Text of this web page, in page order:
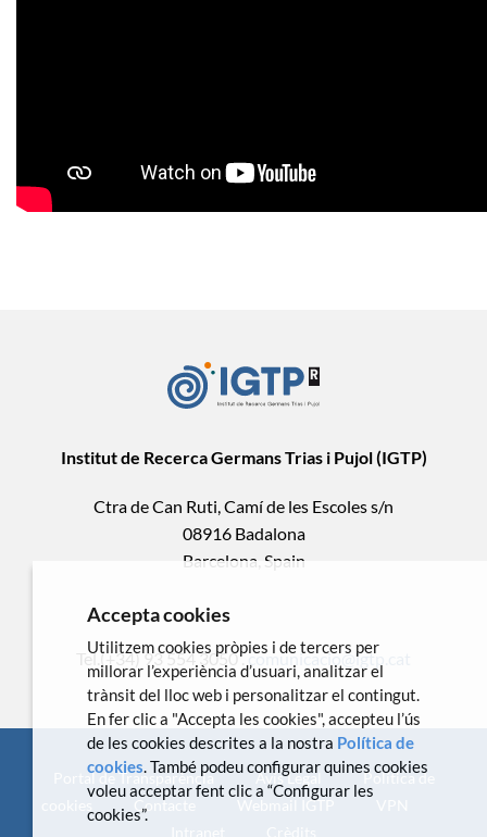
Institut de Recerca Germans Trias i Pujol (IGTP)
Ctra de Can Ruti, Camí de les Escoles s/n
08916 Badalona
Barcelona, Spain
Tel.(+34) 93 554 3050 .comunicacio@igtp.cat
Portal de Transparència Avís Legal
Política de
Contacte Webmail IGTP
Accepta cookies
Utilitzem cookies pròpies i de tercers per
millorar l’experiència d’usuari, analitzar el
trànsit del lloc web i personalitzar el contingut.
En fer clic a "Accepta les cookies", accepteu l’ús
de les cookies descrites a la nostra Política de
cookies. També podeu configurar quines cookies
voleu acceptar fent clic a “Configurar les
cookies”.